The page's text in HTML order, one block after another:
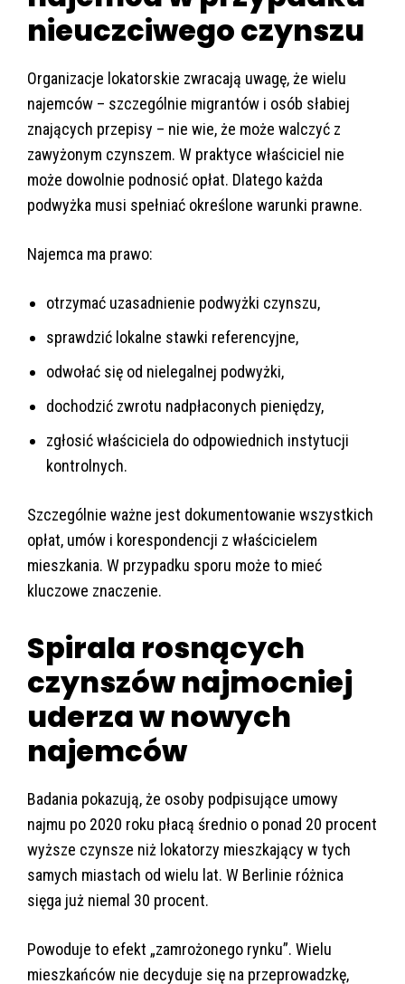
nieuczciwego czynszu
Organizacje lokatorskie zwracają uwagę, że wielu
najemców – szczególnie migrantów i osób słabiej
znających przepisy – nie wie, że może walczyć z
zawyżonym czynszem. W praktyce właściciel nie
może dowolnie podnosić opłat. Dlatego każda
podwyżka musi spełniać określone warunki prawne.
Najemca ma prawo:
otrzymać uzasadnienie podwyżki czynszu,
sprawdzić lokalne stawki referencyjne,
odwołać się od nielegalnej podwyżki,
dochodzić zwrotu nadpłaconych pieniędzy,
zgłosić właściciela do odpowiednich instytucji
kontrolnych.
Szczególnie ważne jest dokumentowanie wszystkich
opłat, umów i korespondencji z właścicielem
mieszkania. W przypadku sporu może to mieć
kluczowe znaczenie.
Spirala rosnących
czynszów najmocniej
uderza w nowych
najemców
Badania pokazują, że osoby podpisujące umowy
najmu po 2020 roku płacą średnio o ponad 20 procent
wyższe czynsze niż lokatorzy mieszkający w tych
samych miastach od wielu lat. W Berlinie różnica
sięga już niemal 30 procent.
Powoduje to efekt „zamrożonego rynku”. Wielu
mieszkańców nie decyduje się na przeprowadzkę,